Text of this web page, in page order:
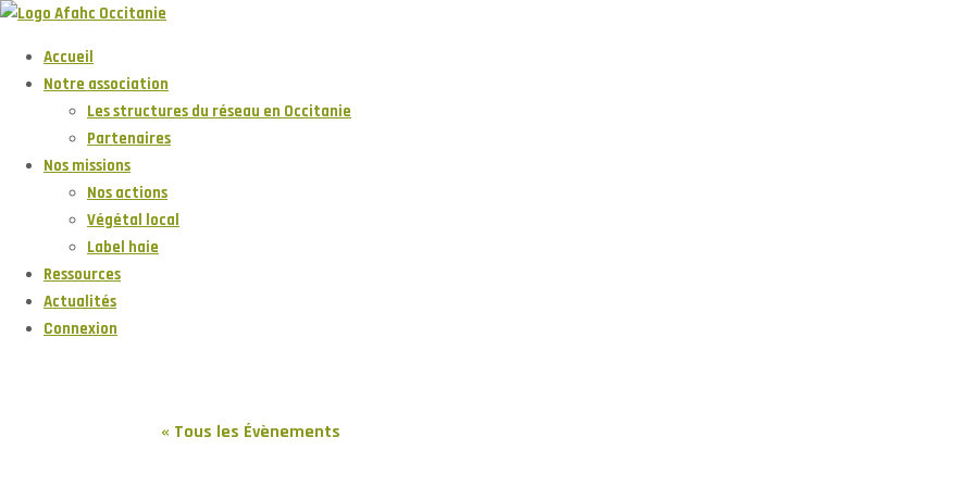
Accueil
Notre association
Les structures du réseau en Occitanie
Partenaires
Nos missions
Nos actions
Végétal local
Label haie
Ressources
Actualités
Connexion
« Tous les Évènements